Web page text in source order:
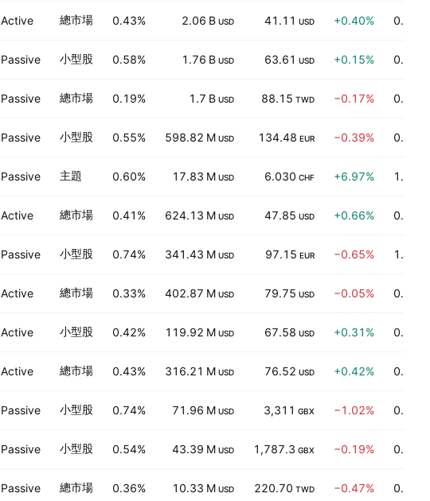
Active 總市場 0.43% 2.06 B USD 41.11 USD +0.40% 0.34
Passive 小型股 0.58% 1.76 B USD 63.61 USD +0.15% 0.37
Passive 總市場 0.19% 1.7 B USD 88.15 TWD −0.17% 0.25
Passive 小型股 0.55% 598.82 M USD 134.48 EUR −0.39% 0.29
Passive 主題 0.60% 17.83 M USD 6.030 CHF +6.97% 1.29
Active 總市場 0.41% 624.13 M USD 47.85 USD +0.66% 0.11
Passive 小型股 0.74% 341.43 M USD 97.15 EUR −0.65% 1.44
Active 總市場 0.33% 402.87 M USD 79.75 USD −0.05% 0.51
Active 小型股 0.42% 119.92 M USD 67.58 USD +0.31% 0.21
Active 總市場 0.43% 316.21 M USD 76.52 USD +0.42% 0.48
Passive 小型股 0.74% 71.96 M USD 3,311 GBX −1.02% 0.95
Passive 小型股 0.54% 43.39 M USD 1,787.3 GBX −0.19% 0.21
Passive 總市場 0.36% 10.33 M USD 220.70 TWD −0.47% 0.15